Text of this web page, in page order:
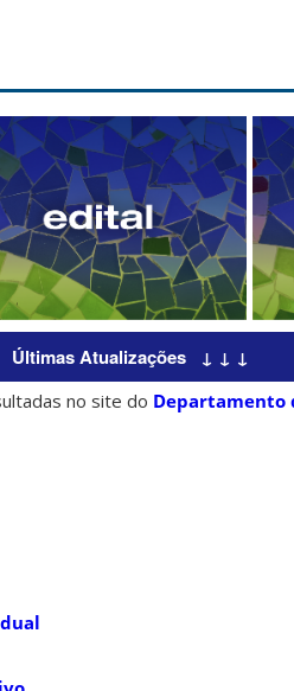
Atualizações ↓ ↓ ↓
no site do Departamento